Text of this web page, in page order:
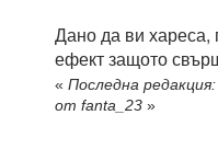
Дано да ви
ефект защото
« Последна
от fanta_23 »